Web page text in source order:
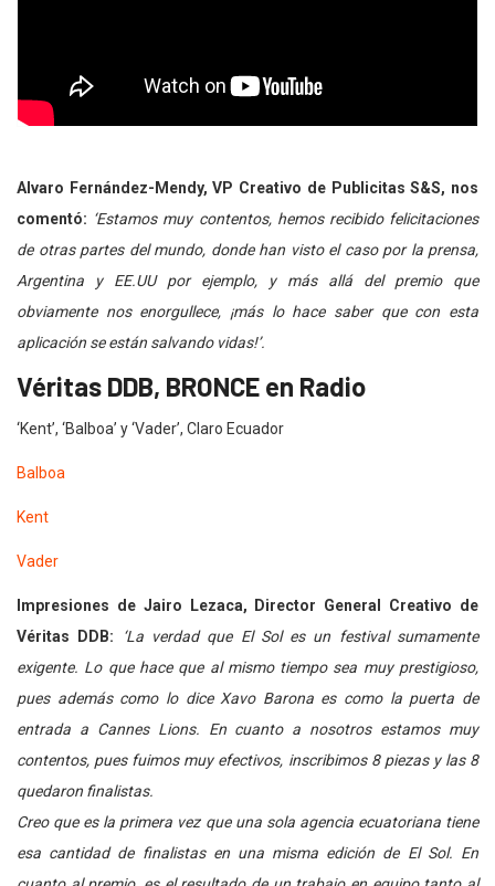
Alvaro Fernández-Mendy, VP Creativo de Publicitas S&S, nos
comentó: ‘Estamos muy contentos, hemos recibido felicitaciones
de otras partes del mundo, donde han visto el caso por la prensa,
Argentina y EE.UU por ejemplo, y más allá del premio que
obviamente nos enorgullece, ¡más lo hace saber que con esta
aplicación se están salvando vidas!’.
Véritas DDB, BRONCE en Radio
‘Kent’, ‘Balboa’ y ‘Vader’, Claro Ecuador
Balboa
Kent
Vader
Impresiones de Jairo Lezaca, Director General Creativo de
Véritas DDB:
‘La verdad que El Sol es un festival sumamente
exigente. Lo que hace que al mismo tiempo sea muy prestigioso,
pues además como lo dice Xavo Barona es como la puerta de
entrada a Cannes Lions. En cuanto a nosotros estamos muy
contentos, pues fuimos muy efectivos, inscribimos 8 piezasy las 8
quedaron finalistas.
Creo que es la primera vez que una sola agencia ecuatoriana tiene
esa cantidad de finalistas en una misma edición de El Sol. En